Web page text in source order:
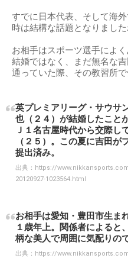
すでに日本代表、そして海
時は結構な話題となりました
お相手はスポーツ選手によ
結婚ではなく、まだ無名な
通っていた際、その教習所
英プレミアリーグ・サウサ
也（２４）が結婚したこと
Ｊ１名古屋時代から交際し
（２５）。この夏に吉田
提出済み。
出典： https://
20120927-1023564.html
お相手は愛知・豊田市生ま
１歳年上。関係者によると
柄な美人で周囲に気配りの
出典： https://